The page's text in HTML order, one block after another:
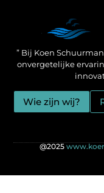
” Bij Koen
onvergetelijke
Wie zijn wij?
@2025